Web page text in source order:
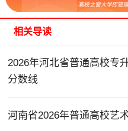
相关导读
2026年河北省普通高校专
分数线
河南省2026年普通高校艺